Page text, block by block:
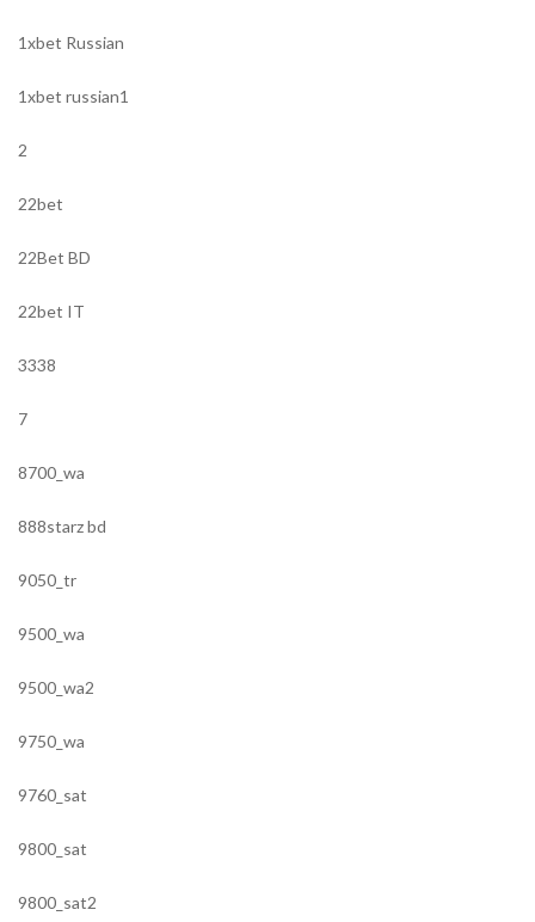
1xbet Russian
1xbet russian1
2
22bet
22Bet BD
22bet IT
3338
7
8700_wa
888starz bd
9050_tr
9500_wa
9500_wa2
9750_wa
9760_sat
9800_sat
9800_sat2